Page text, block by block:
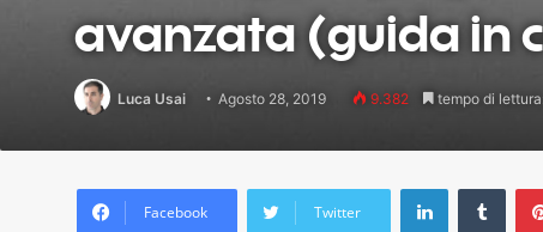
avanzata (guida in
Luca Usai Agosto 28, 2019 9.382 tempo di
Facebook Twitter
LinkedIn